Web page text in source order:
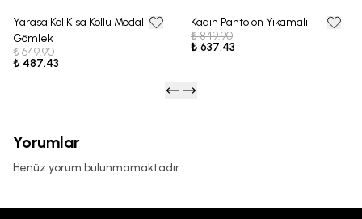
25% OFF
Yarasa Kol Kısa Kollu Modal
Gömlek
₺ 649.90
₺ 487.43
25% OFF
Kadın Pantolon Yıkamalı
₺ 849.90
₺ 637.43
Yorumlar
Henüz yorum bulunmamaktadır